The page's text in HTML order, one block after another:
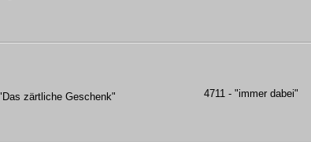
zärtliche Geschenk" 4711 - "immer dabei"